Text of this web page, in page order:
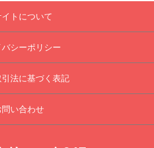
イトについて
バシーポリシー
法に基づく表記
問い合わせ